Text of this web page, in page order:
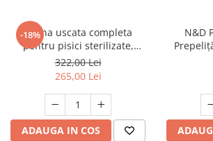
-18%
Hrana uscata completa
pentru pisici sterilizate,
Premium, Club 4 PAWS, 14 kg
322,00 Lei
265,00 Lei
ADAUGA IN COS
N&D
umedă